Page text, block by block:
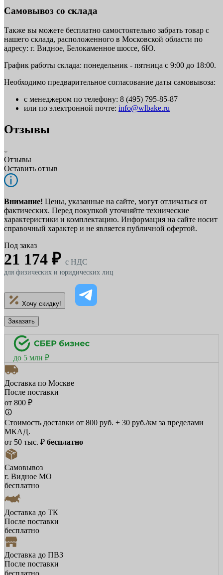
Самовывоз со склада
Также вы можете бесплатно самостоятельно забрать товар с
нашего склада, расположенного в Московской области по
адресу: г. Видное, Белокаменное шоссе, 6Ю.
График работы склада: понедельник - пятница с 9:00 до 18:00.
Необходимо предварительное согласование даты самовывоза:
с менеджером по телефону: 8 (495) 795-85-87
или по электронной почте: info@wlbake.ru
Отзывы
Отзывы
Оставить отзыв
Внимание! Цены, указанные на сайте, могут отличаться от
фактических. Перед покупкой уточняйте технические
характеристики и комплектацию. Информация на сайте носит
справочный характер и не является публичной офертой.
Под заказ
21 174 ₽ c НДС
для физических и юридических лиц
Хочу скидку!
Заказать
до 5 млн ₽
Доставка по Москве
После поставки
от 800 ₽
Стоимость доставки от 800 руб. + 30 руб./км за пределами
МКАД.
от 50 тыс. ₽ бесплатно
Самовывоз
г. Видное МО
бесплатно
Доставка до ТК
После поставки
бесплатно
Доставка до ПВЗ
После поставки
бесплатно